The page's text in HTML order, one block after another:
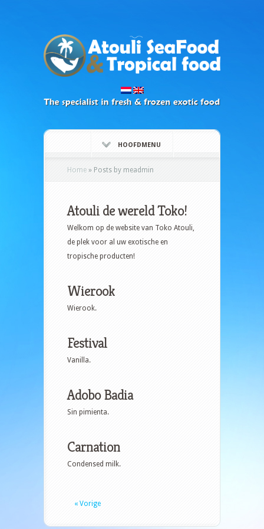
HOOFDMENU
Home » Posts by meadmin
Atouli de wereld Toko!
Welkom op de website van Toko Atouli,
de plek voor al uw exotische en
tropische producten!
Wierook
Wierook.
Festival
Vanilla.
Adobo Badia
Sin pimienta.
Carnation
Condensed milk.
« Vorige